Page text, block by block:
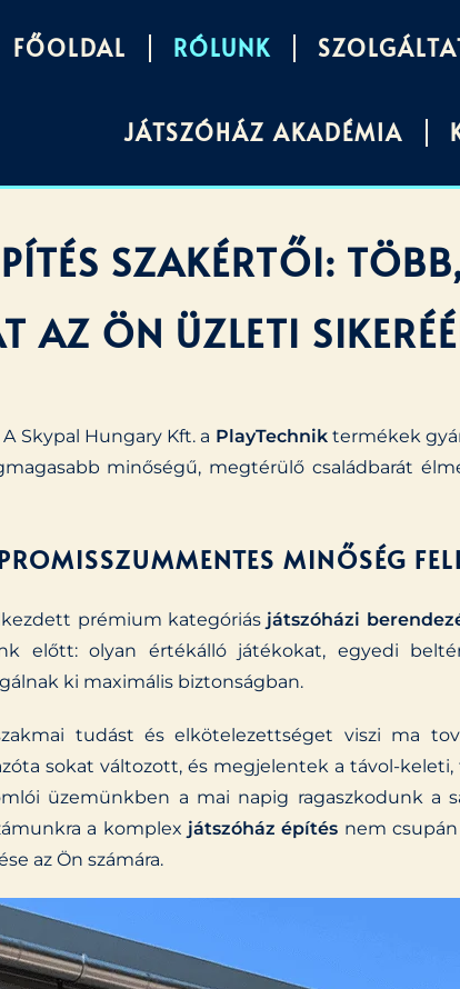
FŐOLDAL RÓLUNK
JÁTSZÓHÁZ AKADÉMIA
SZAKÉRTŐI:
AZ ÖN ÜZLETI
Skypal Hungary Kft. a PlayTechniktermékek
minőségű, megtérülő családbarát
MINŐSÉG
prémium kategóriás játszóházi
előtt: olyan értékálló játékokat, egyedi
ki maximális biztonságban.
tudást és elkötelezettséget viszi ma
sokat változott, és megjelentek a távol-
üzemünkben a mai napig ragaszkodunk a
a komplex játszóház építés nem
az Ön számára.